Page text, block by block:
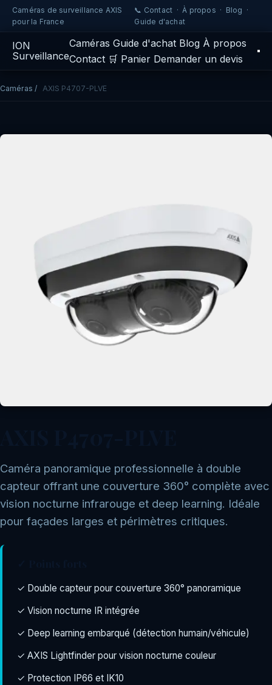
Caméras de surveillance AXIS
pour la France
📞 Contact ·À propos · Blog ·
Guide d'achat
ION
Surveillance
Caméras Guide d'achat Blog À propos
Contact 🛒 Panier Demander un devis
Caméras / AXIS P4707-PLVE
Caméra panoramique professionnelle à double
capteur offrant une couverture 360° complète avec
vision nocturne infrarouge et deep learning. Idéale
pour façades larges et périmètres critiques.
✓ Double capteur pour couverture 360° panoramique
✓ Vision nocturne IR intégrée
✓ Deep learning embarqué (détection humain/véhicule)
✓ AXIS Lightfinder pour vision nocturne couleur
✓ Protection IP66 et IK10